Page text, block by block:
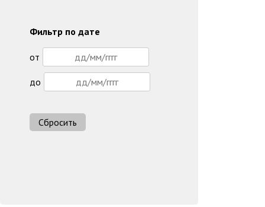
Фильтр по дате
от
до
Сбросить